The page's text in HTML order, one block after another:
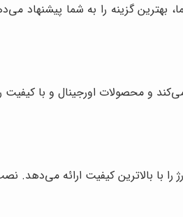
گزینه را به شما پیشنهاد
و محصولات اورجینال و با
با بالاترین کیفیت ارائه می‌دهد.